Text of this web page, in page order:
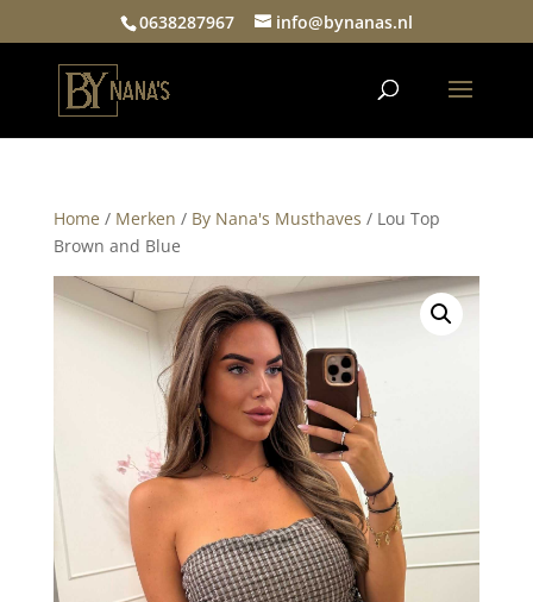
0638287967 info@bynanas.nl
Home / Merken / By Nana's Musthaves / Lou Top
Brown and Blue